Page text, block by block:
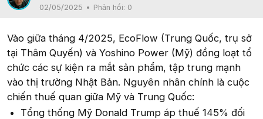
02/05/2025
Phản hồi: 0
Vào giữa tháng 4/2025, EcoFlow (Trung Quốc, trụ sở
tại Thâm Quyến) và Yoshino Power (Mỹ) đồng loạt tổ
chức các sự kiện ra mắt sản phẩm, tập trung mạnh
vào thị trường Nhật Bản. Nguyên nhân chính là cuộc
chiến thuế quan giữa Mỹ và Trung Quốc:
Tổng thống Mỹ Donald Trump áp thuế 145% đối